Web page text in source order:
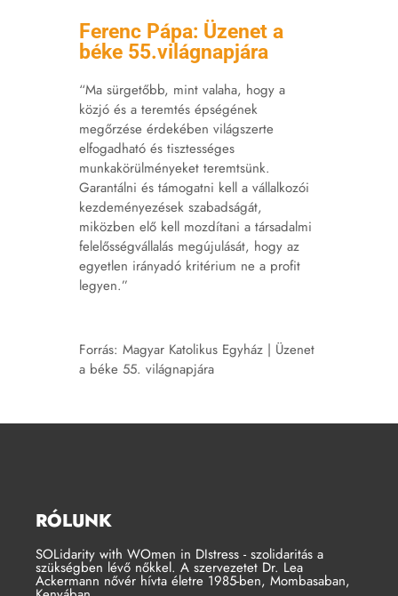
Ferenc Pápa: Üzenet a
béke 55.világnapjára
“Ma sürgetőbb, mint valaha, hogy a
közjó és a teremtés épségének
megőrzése érdekében világszerte
elfogadható és tisztességes
munkakörülményeket teremtsünk.
Garantálni és támogatni kell a vállalkozói
kezdeményezések szabadságát,
miközben elő kell mozdítani a társadalmi
felelősségvállalás megújulását, hogy az
egyetlen irányadó kritérium ne a profit
legyen.”
Forrás: Magyar Katolikus Egyház | Üzenet
a béke 55. világnapjára
RÓLUNK
SOLidarity with WOmen in DIstress - szolidaritás a
szükségben lévő nőkkel. A szervezetet Dr. Lea
Ackermann nővér hívta életre 1985-ben, Mombasaban,